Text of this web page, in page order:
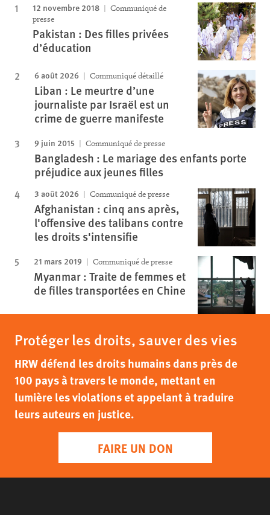
12 novembre 2018
Communiqué de
presse
Pakistan : Des filles privées
d’éducation
6 août 2026 Communiqué détaillé
Liban : Le meurtre d’une
journaliste par Israël est un
crime de guerre manifeste
9 juin 2015 Communiqué de presse
Bangladesh : Le mariage des enfants porte
préjudice aux jeunes filles
3 août 2026 Communiqué de presse
Afghanistan : cinq ans après,
l'offensive des talibans contre
les droits s'intensifie
21 mars 2019 Communiqué de presse
Myanmar : Traite de femmes et
de filles transportées en Chine
Protéger les droits, sauver des vies
HRW défend les droits humains dans près de
100 pays à travers le monde, mettant en
lumière les violations et appelant à traduire
leurs auteurs en justice.
FAIRE UN DON